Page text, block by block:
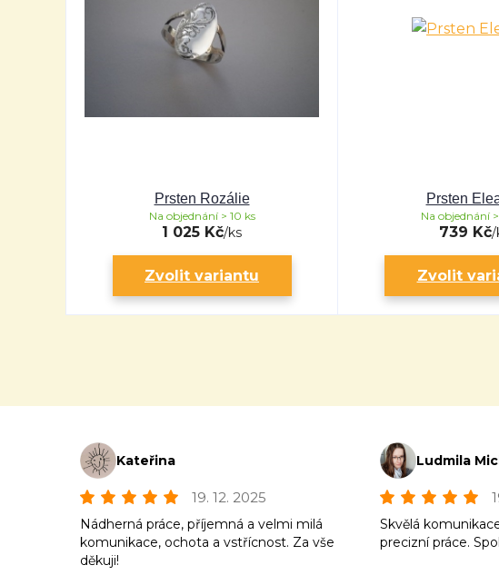
Prsten Rozálie
1 025 Kč/ks
Na objednání > 10 ks
Zvolit variantu
Prsten
739 Kč/
Na objednání
Zvolit
Kateřina
19. 12. 2025
Nádherná práce, příjemná a velmi milá
komunikace, ochota a vstřícnost. Za vše
děkuji!
Ludmila
Skvělá
precizní práce.